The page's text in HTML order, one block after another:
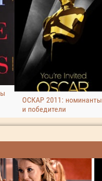
ОСКАР 2011: номинанты
и победители